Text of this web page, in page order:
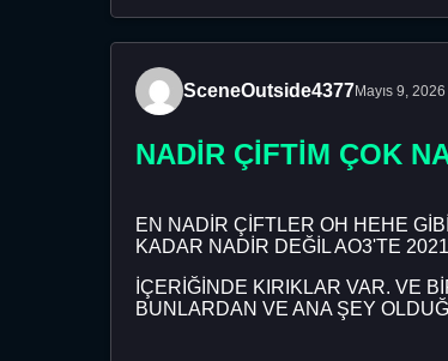
SceneOutside4377Mayıs 9, 2026
NADİR ÇİFTİM ÇOK
EN NADİR ÇİFTLER OH HEHE
KADAR NADİR DEĞİL AO3'TE
İÇERİĞİNDE KIRIKLAR VAR. VE
BUNLARDAN VE ANA ŞEY